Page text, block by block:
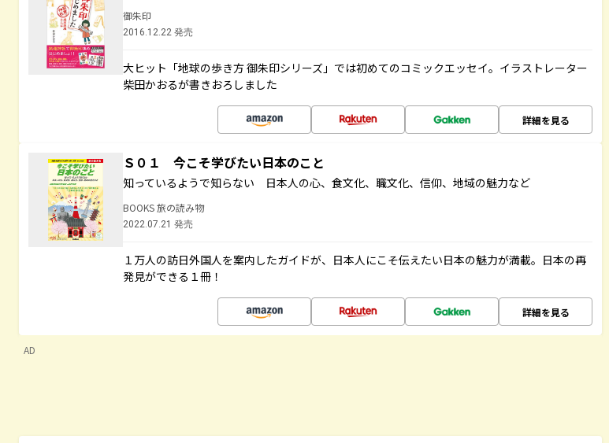
御朱印
2016.12.22 発売
大ヒット「地球の歩き方 御朱印シリーズ」では初めてのコミックエッセイ。イラストレーター
柴田かおるが書きおろしました
詳細を見る
Ｓ０１ 今こそ学びたい日本のこと
知っているようで知らない 日本人の心、食文化、職文化、信仰、地域の魅力など
BOOKS 旅の読み物
2022.07.21 発売
１万人の訪日外国人を案内したガイドが、日本人にこそ伝えたい日本の魅力が満載。日本の再
発見ができる１冊！
詳細を見る
AD